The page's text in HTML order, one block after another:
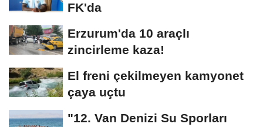
FK'da
Erzurum'da 10 araçlı
zincirleme kaza!
El freni çekilmeyen kamyonet
çaya uçtu
"12. Van Denizi Su Sporları